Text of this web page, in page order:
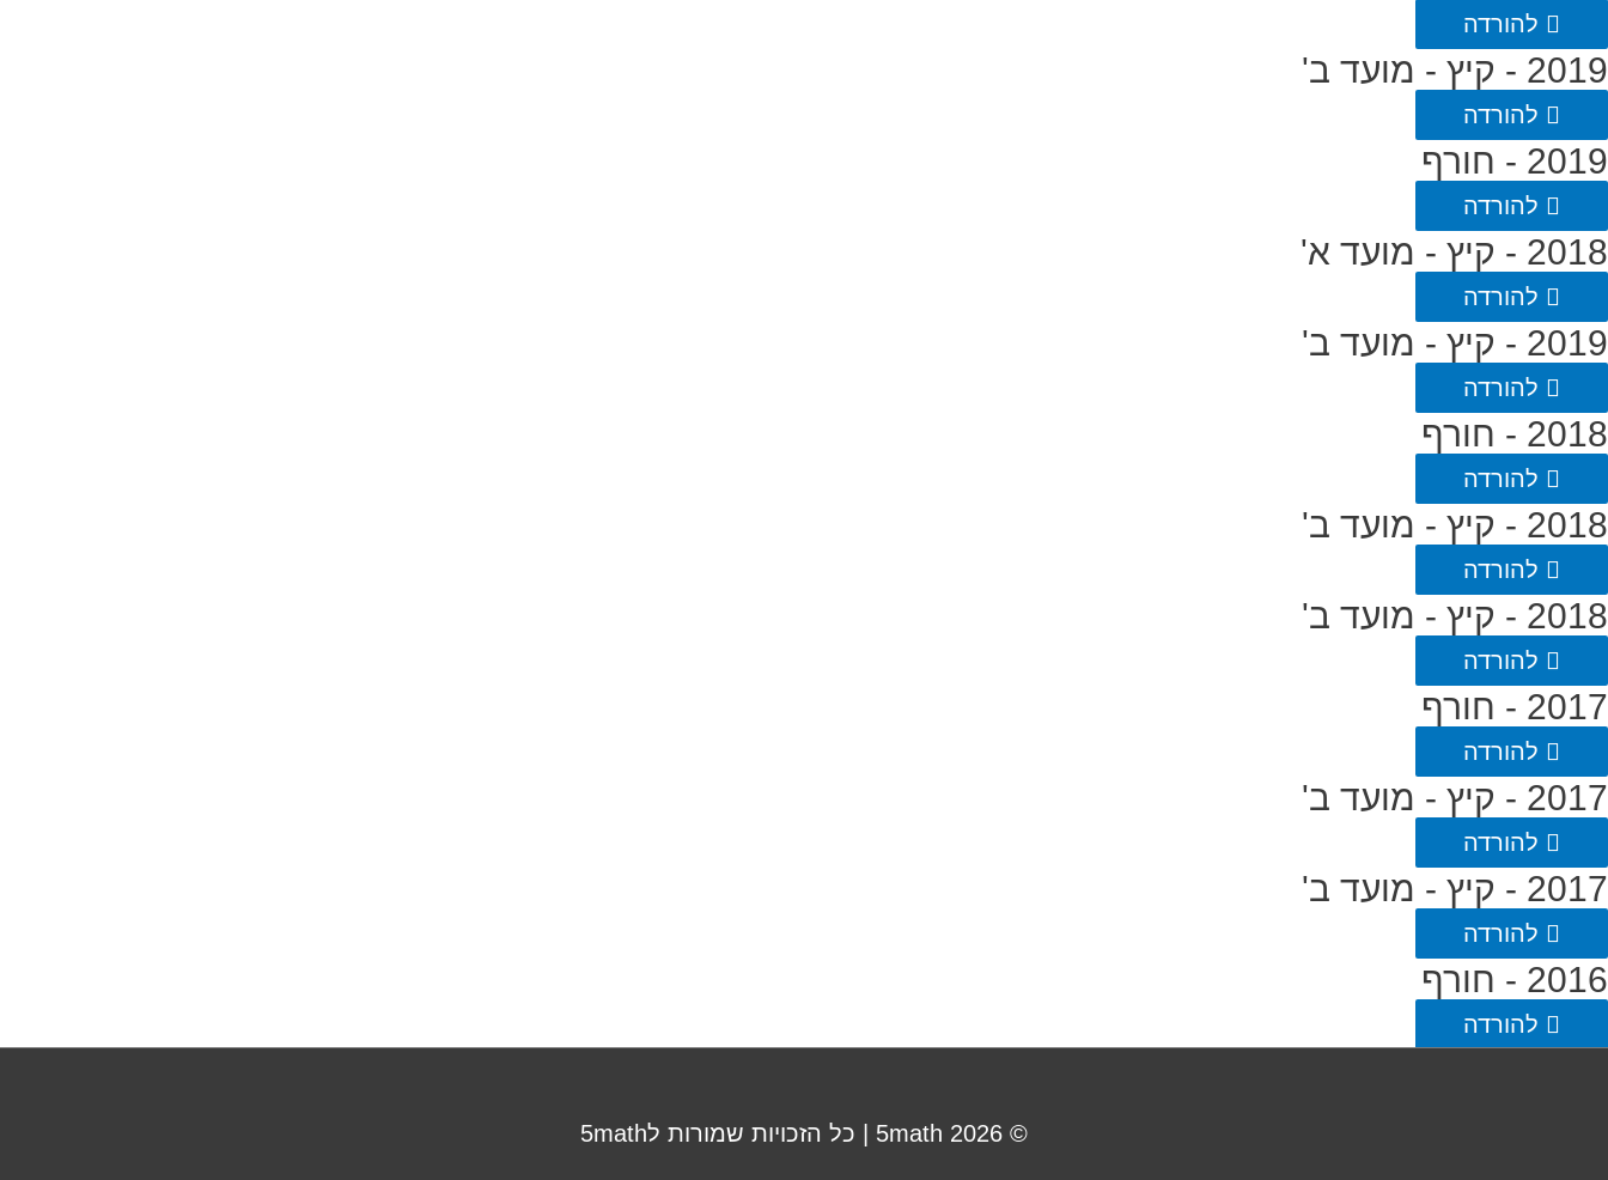
להורדה
2019 - קיץ - מועד ב'
להורדה
2019 - חורף
להורדה
2018 - קיץ - מועד א'
להורדה
2019 - קיץ - מועד ב'
להורדה
2018 - חורף
להורדה
2018 - קיץ - מועד ב'
להורדה
2018 - קיץ - מועד ב'
להורדה
2017 - חורף
להורדה
2017 - קיץ - מועד ב'
להורדה
2017 - קיץ - מועד ב'
להורדה
2016 - חורף
להורדה
© 2026
5math | כל הזכויות שמורות ל5math